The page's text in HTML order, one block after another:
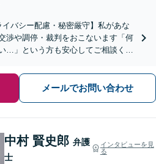
イバシー配慮・秘密厳守】私があな
渉や調停・裁判をおこないます「何
…」という方も安心してご相談くだ
メールでお問い合わせ
中村 賢史郎 弁護
士
インタビューを見
る